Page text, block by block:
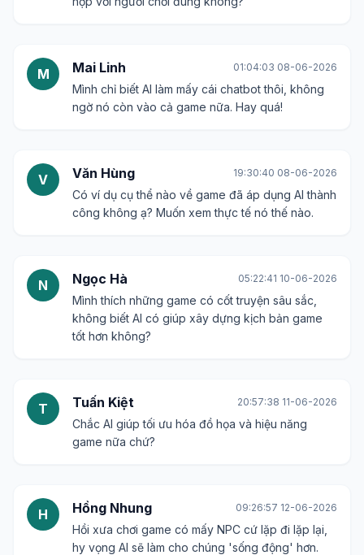
M Mai Linh 01:04:03 08-06-2026
Mình chỉ biết AI làm mấy cái chatbot thôi, không
ngờ nó còn vào cả game nữa. Hay quá!
V Văn Hùng 19:30:40 08-06-2026
Có ví dụ cụ thể nào về game đã áp dụng AI thành
công không ạ? Muốn xem thực tế nó thế nào.
N Ngọc Hà 05:22:41 10-06-2026
Mình thích những game có cốt truyện sâu sắc,
không biết AI có giúp xây dựng kịch bản game
tốt hơn không?
T Tuấn Kiệt 20:57:38 11-06-2026
Chắc AI giúp tối ưu hóa đồ họa và hiệu năng
game nữa chứ?
H Hồng Nhung 09:26:57 12-06-2026
Hồi xưa chơi game có mấy NPC cứ lặp đi lặp lại,
hy vọng AI sẽ làm cho chúng 'sống động' hơn.